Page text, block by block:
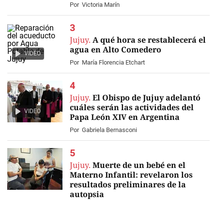
Por Victoria Marín
VIDEO
Jujuy. A qué hora se restablecerá el
agua en Alto Comedero
Por María Florencia Etchart
VIDEO
Jujuy. El Obispo de Jujuy adelantó
cuáles serán las actividades del
Papa León XIV en Argentina
Por Gabriela Bernasconi
Jujuy. Muerte de un bebé en el
Materno Infantil: revelaron los
resultados preliminares de la
autopsia